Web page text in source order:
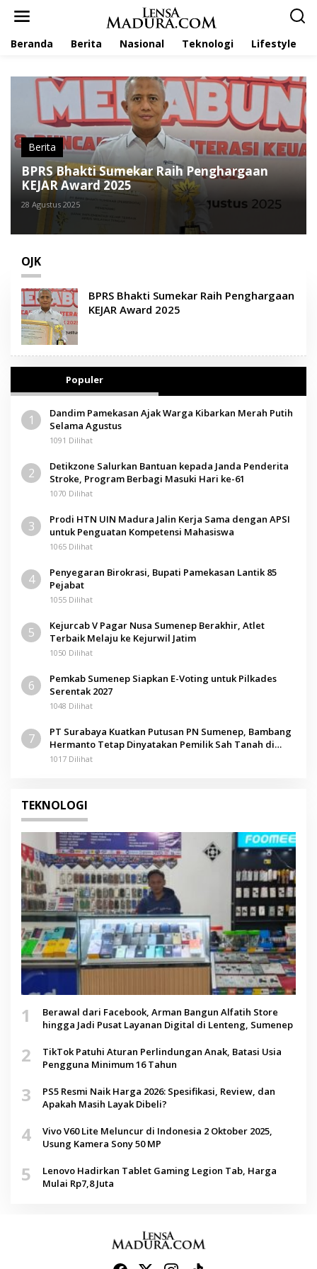
Beranda Berita Nasional Teknologi Lifestyle
Berita
BPRS Bhakti Sumekar Raih Penghargaan
KEJAR Award 2025
28 Agustus 2025
OJK
BPRS Bhakti Sumekar Raih Penghargaan
KEJAR Award 2025
Populer
1
Dandim Pamekasan Ajak Warga Kibarkan Merah Putih
Selama Agustus
1091 Dilihat
2
Detikzone Salurkan Bantuan kepada Janda Penderita
Stroke, Program Berbagi Masuki Hari ke-61
1070 Dilihat
3
Prodi HTN UIN Madura Jalin Kerja Sama dengan APSI
untuk Penguatan Kompetensi Mahasiswa
1065 Dilihat
4
Penyegaran Birokrasi, Bupati Pamekasan Lantik 85
Pejabat
1055 Dilihat
5
Kejurcab V Pagar Nusa Sumenep Berakhir, Atlet
Terbaik Melaju ke Kejurwil Jatim
1050 Dilihat
6
Pemkab Sumenep Siapkan E-Voting untuk Pilkades
Serentak 2027
1048 Dilihat
7
PT Surabaya Kuatkan Putusan PN Sumenep, Bambang
Hermanto Tetap Dinyatakan Pemilik Sah Tanah di
Pamolokan
1017 Dilihat
TEKNOLOGI
1
Berawal dari Facebook, Arman Bangun Alfatih Store
hingga Jadi Pusat Layanan Digital di Lenteng, Sumenep
2
TikTok Patuhi Aturan Perlindungan Anak, Batasi Usia
Pengguna Minimum 16 Tahun
3
PS5 Resmi Naik Harga 2026: Spesifikasi, Review, dan
Apakah Masih Layak Dibeli?
4
Vivo V60 Lite Meluncur di Indonesia 2 Oktober 2025,
Usung Kamera Sony 50 MP
5
Lenovo Hadirkan Tablet Gaming Legion Tab, Harga
Mulai Rp7,8 Juta